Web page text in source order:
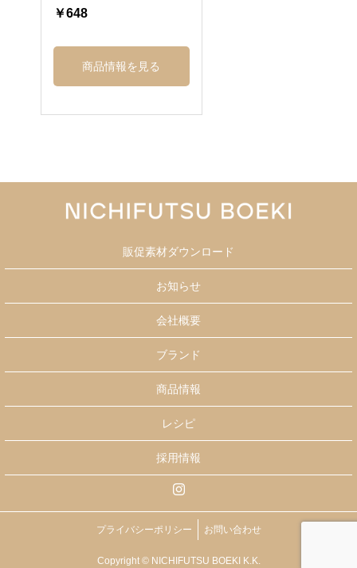
￥648
商品情報を見る
販促素材ダウンロード
お知らせ
会社概要
ブランド
商品情報
レシピ
採用情報
プライバシーポリシー お問い合わせ
Copyright © NICHIFUTSU BOEKI K.K.